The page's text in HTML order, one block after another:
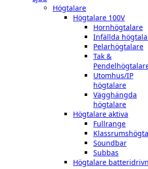
Högtalare
Högtalare 100V
Hornhögtalare
Infällda
Pelarhögtalare
Tak &
Utomhus/IP
högtalare
Vägghängda
högtalare
Högtalare aktiva
Fullrange
Soundbar
Subbas
Högtalare